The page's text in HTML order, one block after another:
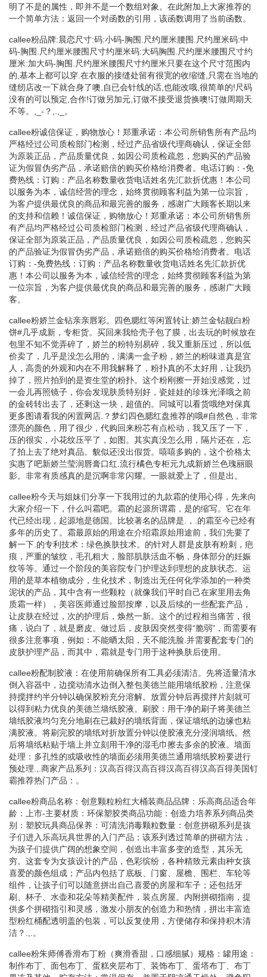
明了不是的属性，即并不是一个数组对象。在此附加上大家推荐的
一个简单方法：返回一个对函数的引用，该函数调用了当前函数。
callee粉品牌:晨恋尺寸:码:小码-胸围.尺约厘米腰围.尺约厘米码:中
码-胸围.尺约厘米腰围尺寸约厘米码:大码胸围.尺约厘米腰围尺寸约
厘米:加大码-胸围.尺约厘米腰围尺寸约厘米只要在这个尺寸范围内
的,基本上都可以穿.在衣服的接缝处留有很宽的收缩缝,只需在当地的
缝纫店改一下就合身了噢,自已会针线的话,也能改哦,很简单的!尺码
没有的可以预定,合作!订做另加元,订做不接受退货换噢!订做周期天
不等。,_-？,.,_。
callee粉诚信保证，购物放心！郑重承诺：本公司所销售所有产品均
严格经过公司质检部门检测，经过产品省级代理商确认，保证全部
为原装正品，产品质量优良，如因公司质检疏忽，您购买的产品验
证为假冒伪劣产品，承诺赔倍的购买价格给消费者。电话订购：-免
费热线：订购：产品名称数量收货电话姓名先汇款折优惠！本公司
以服务为本，诚信经营的理念，始终贯彻顾客利益为第一位宗旨，
为客户提供最优良的商品和最完善的服务，感谢广大顾客长期以来
的支持和信赖！诚信保证，购物放心！郑重承诺：本公司所销售所
有产品均严格经过公司质检部门检测，经过产品省级代理商确认，
保证全部为原装正品，产品质量优良，如因公司质检疏忽，您购买
的产品验证为假冒伪劣产品，承诺赔倍的购买价格给消费者。电话
订购：-免费热线：订购：产品名称数量收货电话姓名先汇款折优
惠！本公司以服务为本，诚信经营的理念，始终贯彻顾客利益为第
一位宗旨，为客户提供最优良的商品和最完善的服务，感谢广大顾
客。
callee粉娇兰金钻亲亲唇彩。四色腮红等闲置转让:娇兰金钻靓白粉
饼#几乎成新，专柜货。买回来我给壳子包了膜，出去玩的时候放在
包里不知不觉弄碎了，娇兰的粉特别易碎，我又重新压过，所以低
价卖了，几乎是没怎么用的，满满一盒子粉，娇兰的粉味道真是宜
人，高贵的外观和内在不用我解释了，粉扑真的不太好用，让我扔
掉了，照片拍到的是资生堂的粉扑。这个粉刚擦一开始没感觉，过
一会儿再照镜子，你会发现肤质特别好，瓷娃娃的珍珠光泽哦之前
的金砖转出去了，还剩这一块，超值的。同城可以看货哦绝对保真
更多图请看我的闲置网店.？梦幻四色腮红盘推荐的哦#自然色，非常
漂亮的颜色，用了很少，代购回来粉芯有点松动，我又压了一下，
压的很实，小花纹压平了，如图。其实真没怎么用，隔片还在，忘
了拍上去了绝对真品。貌似还没出假货。嘻嘻多购的，这个价格太
实惠了吧新娇兰莹润唇膏口红.流行橘色专柜元九成新娇兰色瑰丽眼
影。非常有质感真的是沉啊非常闪耀。一眼就爱上了，但是出。
callee粉今天与姐妹们分享一下我用过的九款霜的使用心得，先来向
大家介绍一下，什么叫霜吧。霜的起源所谓霜，是的缩写。它在年
代已经出现，起源地是德国。比较著名的品牌是.，.的霜至今已经有
多年的历史了。霜最原始的用途在介绍霜原始用途前，我们先要了
解一下.的专利技术：绿色换肤技术。的针对人群是皮肤有粉刺，疤
痕，严重的皱纹，毛孔粗大，脸部肌肤活血不畅，身体部分的妊娠
纹等等。通过一个阶段的美容院专门护理达到理想的皮肤状态。运
用的是草本植物成分，生化技术，制造出无任何化学添加的一种类
泥状的产品，其中含有一些颗粒（就像我们平时自己在家里用去角
质霜一样），美容医师通过脸部按摩，以及后续的一些配套产品，
让皮肤在经过，次的护理后，焕然一新。这个的过程相当痛苦，很
痛，说白了，就是磨皮。做过后，皮肤因突然变得“脆弱”，而需要有
很多注意事项，例如：不能晒太阳，天不能洗脸.并需要配套专门的
皮肤护理产品，而其中，霜就是专门用于这种换肤后使用。
callee粉配制胶液：在使用前确保所有工具必须清洁。先将适量清水
倒入容器中，边搅动清水边倒入整包美德兰能用墙纸胶粉，注意保
持搅拌约半分钟以确保胶粉充分溶解。放置分钟后再搅拌片刻就可
以得到粘力优良的美德兰墙纸胶液。刷胶：用干净的刷子将美德兰
墙纸胶液均匀充分地刷在已裁好的墙纸背面，保证墙纸的边缘也粘
满胶液。将刷完胶的墙纸对折放置分钟以使胶液充分浸润墙纸。然
后将墙纸粘贴于墙上并立刻用干净的湿毛巾擦去多余的胶液。墙面
处理：多孔性的或吸收性的墙面必须用美德兰通用墙纸胶粉要进行
预处理.,.商家产品系列：汉高百得汉高百得汉高百得汉高百得美国钉
霸推荐热门产品：。
callee粉商品名称：创意颗粒粉红大桶装商品品牌：乐高商品适合年
龄：上市-主要材质：环保塑胶类商品功能：创造力培养系列商品类
别：塑胶玩具商品保养：可清洗消毒颗粒数量：创意拼砌系列是孩
子们进入乐高玩具世界的入门产品；该系列透过简单的拼砌方法，
为孩子们提供广阔的想象空间，创造出丰富多变的造型，其乐无
穷。这套专为女孩设计的产品，色彩缤纷，各种精致元素由种女孩
喜爱的颜色组成；产品内包括了底板、门窗、屋檐、围栏、车轮等
组件，让孩子们可以随意拼出自己喜爱的房屋和车子；还包括牙
刷、杯子、水壶和花朵等精美配件，装点房屋。内附拼砌指南，提
供多个拼砌指引和灵感，激发小朋友的创造力和热情，拼出丰富造
型粉红桶配透明盖的包装，可以反复使用，方便储存和保持积木清
洁？.,.。
callee粉朱师傅香滑布丁粉（爽滑香甜，口感细腻）规格：罐用途：
制作布丁、面包布丁、蛋糕夹层布丁、装饰布丁、蛋塔布丁、布丁